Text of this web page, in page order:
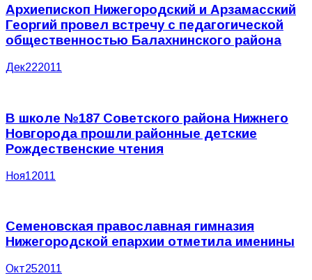
Архиепископ Нижегородский и Арзамасский
Георгий провел встречу с педагогической
общественностью Балахнинского района
Дек222011
В школе №187 Советского района Нижнего
Новгорода прошли районные детские
Рождественские чтения
Ноя12011
Семеновская православная гимназия
Нижегородской епархии отметила именины
Окт252011